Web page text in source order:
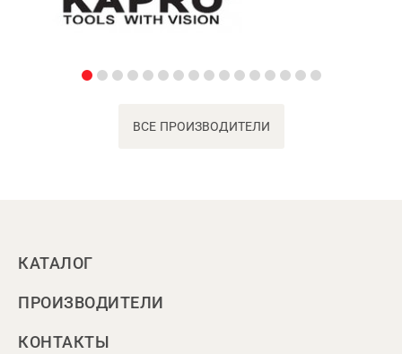
ВСЕ ПРОИЗВОДИТЕЛИ
КАТАЛОГ
ПРОИЗВОДИТЕЛИ
КОНТАКТЫ